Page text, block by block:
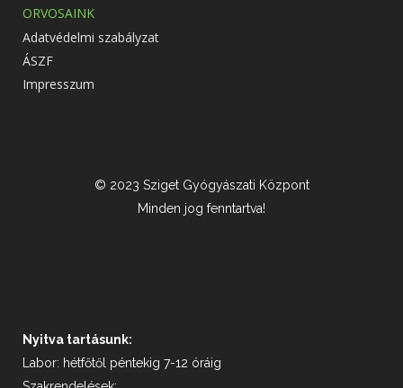
ORVOSAINK
Adatvédelmi szabályzat
ÁSZF
Impresszum
© 2023 Sziget Gyógyászati Központ
Minden jog fenntartva!
Nyitva tartásunk:
Labor: hétfőtől péntekig 7-12 óráig